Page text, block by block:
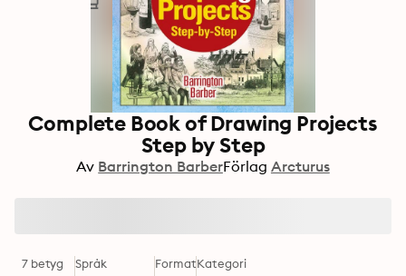
Complete Book of Drawing Projects
Step by Step
Av Barrington BarberFörlag Arcturus
7 betyg Språk FormatKategori